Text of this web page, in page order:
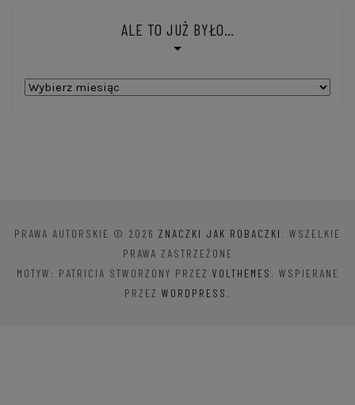
ALE TO JUŻ BYŁO…
Ale
PRAWA AUTORSKIE © 2026 ZNACZKI JAK ROBACZKI . WSZELKIE
PRAWA ZASTRZEŻONE
MOTYW: PATRICIA STWORZONY PRZEZ VOLTHEMES . WSPIERANE
PRZEZ WORDPRESS .